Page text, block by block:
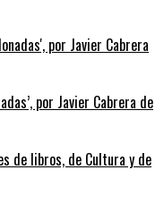
por Javier Cabrera de